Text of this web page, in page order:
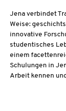
Jena verbindet
Weise:
innovative
studentisches
einem
Schulungen in
Arbeit kennen